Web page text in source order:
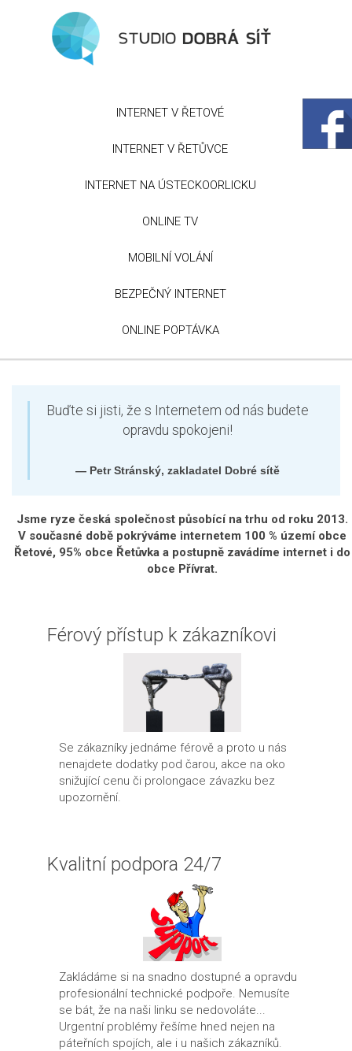
INTERNET V ŘETOVÉ
INTERNET V ŘETŮVCE
INTERNET NA ÚSTECKOORLICKU
ONLINE TV
MOBILNÍ VOLÁNÍ
BEZPEČNÝ INTERNET
ONLINE POPTÁVKA
Buďte si jisti, že s Internetem od nás budete
opravdu spokojeni!
— Petr Stránský, zakladatel Dobré sítě
Jsme ryze česká společnost působící na trhu od roku 2013.
V současné době pokrýváme internetem 100 % území obce
Řetové, 95% obce Řetůvka a postupně zavádíme internet i do
obce Přívrat.
Férový přístup k zákazníkovi
Se zákazníky jednáme férově a proto u nás
nenajdete dodatky pod čarou, akce na oko
snižující cenu či prolongace závazku bez
upozornění.
Kvalitní podpora 24/7
Zakládáme si na snadno dostupné a opravdu
profesionální technické podpoře. Nemusíte
se bát, že na naši linku se nedovoláte...
Urgentní problémy řešíme hned nejen na
páteřních spojích, ale i u našich zákazníků.